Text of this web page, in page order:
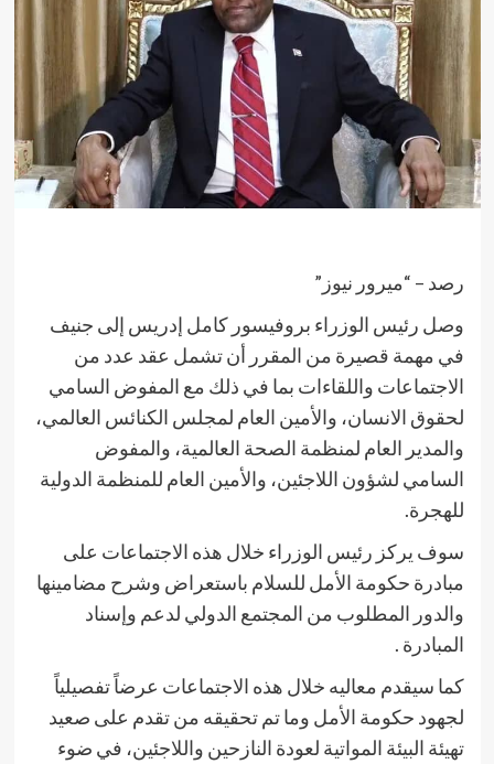
رصد – “ميرور نيوز”
وصل رئيس الوزراء بروفيسور كامل إدريس إلى جنيف
في مهمة قصيرة من المقرر أن تشمل عقد عدد من
الاجتماعات واللقاءات بما في ذلك مع المفوض السامي
لحقوق الانسان، والأمين العام لمجلس الكنائس العالمي،
والمدير العام لمنظمة الصحة العالمية، والمفوض
السامي لشؤون اللاجئين، والأمين العام للمنظمة الدولية
للهجرة.
سوف يركز رئيس الوزراء خلال هذه الاجتماعات على
مبادرة حكومة الأمل للسلام باستعراض وشرح مضامينها
والدور المطلوب من المجتمع الدولي لدعم وإسناد
المبادرة .
كما سيقدم معاليه خلال هذه الاجتماعات عرضاً تفصيلياً
لجهود حكومة الأمل وما تم تحقيقه من تقدم على صعيد
تهيئة البيئة المواتية لعودة النازحين واللاجئين، في ضوء